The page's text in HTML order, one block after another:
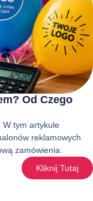
Od Czego
W tym artykule
reklamowych
zamówienia.
Kliknij Tutaj